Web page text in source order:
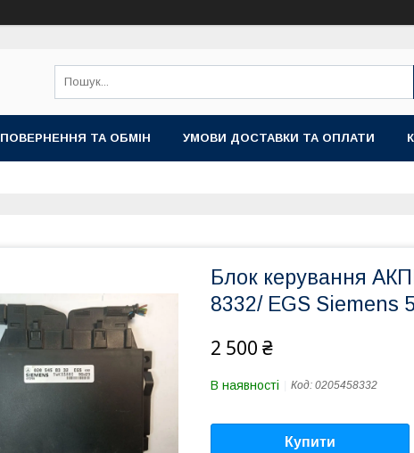
ПОВЕРНЕННЯ ТА ОБМІН УМОВИ ДОСТАВКИ ТА ОПЛАТИ
Блок керування
8332/ EGS Siemens
2 500 ₴
В наявності Код: 0205458332
Купити